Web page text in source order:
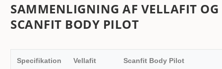
SAMMENLIGNING AF VELLAFIT OG
SCANFIT BODY PILOT
Specifikation Vellafit Scanfit Body Pilot